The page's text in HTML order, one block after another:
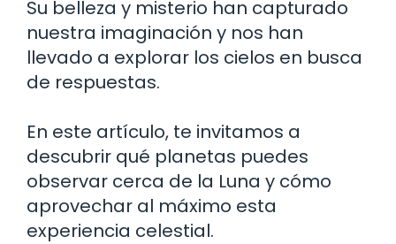
Su belleza y misterio han capturado
nuestra imaginación y nos han
llevado a explorar los cielos en busca
de respuestas.
En este artículo, te invitamos a
descubrir qué planetas puedes
observar cerca de la Luna y cómo
aprovechar al máximo esta
experiencia celestial.